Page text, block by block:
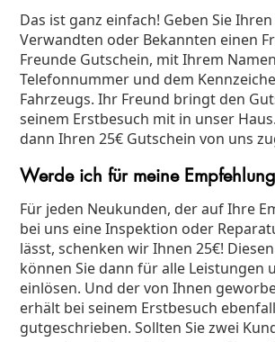
Das ist ganz einfach! Geben Sie
Verwandten oder Bekannten einen
Freunde Gutschein, mit Ihrem
Telefonnummer und dem
Fahrzeugs. Ihr Freund bringt den
seinem Erstbesuch mit in unser
dann Ihren 25€ Gutschein von uns
Werde ich für meine
Für jeden Neukunden, der auf Ihre
bei uns eine Inspektion oder
lässt, schenken wir Ihnen 25€!
können Sie dann für alle Leistungen
einlösen. Und der von Ihnen
erhält bei seinem Erstbesuch
gutgeschrieben. Sollten Sie zwei